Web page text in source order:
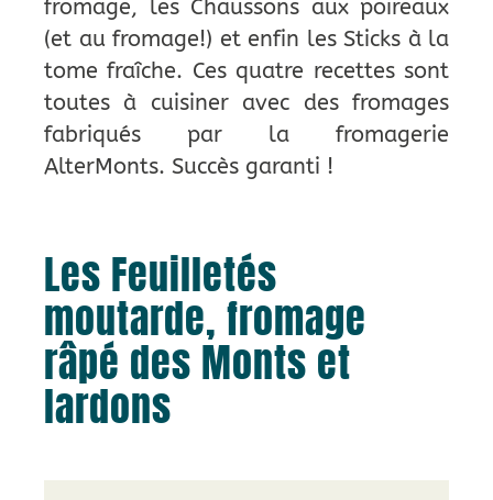
fromage, les Chaussons aux poireaux
(et au fromage!) et enfin les Sticks à la
tome fraîche. Ces quatre recettes sont
toutes à cuisiner avec des fromages
fabriqués par la fromagerie
AlterMonts. Succès garanti !
Les Feuilletés
moutarde, fromage
râpé des Monts et
lardons